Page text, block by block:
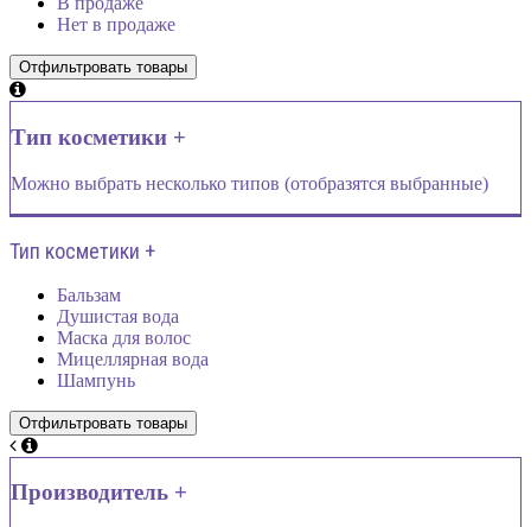
Нет в продаже
Тип косметики +
Можно выбрать несколько типов (отобразятся выбранные)
Тип косметики +
Бальзам
Душистая вода
Маска для волос
Мицеллярная вода
Шампунь
Производитель +